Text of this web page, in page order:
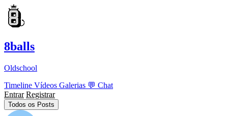
8balls
Oldschool
Timeline Vídeos Galerias 💬 Chat
Entrar Registrar
Todos os Posts